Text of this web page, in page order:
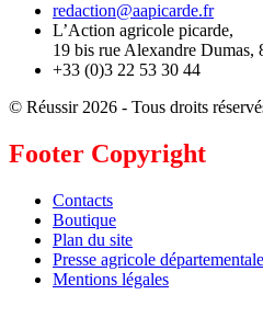
redaction@aapicarde.fr
L’Action agricole picarde,
19 bis rue Alexandre Dumas,
+33 (0)3 22 53 30 44
© Réussir 2026 - Tous droits
Footer Copyright
Contacts
Boutique
Plan du site
Presse agricole départementale
Mentions légales